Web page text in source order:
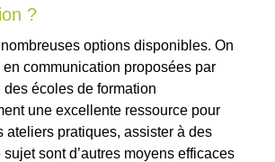
?
options disponibles. On
communication proposées par
écoles de formation
une excellente ressource pour
ateliers pratiques, assister à des
sont d’autres moyens efficaces